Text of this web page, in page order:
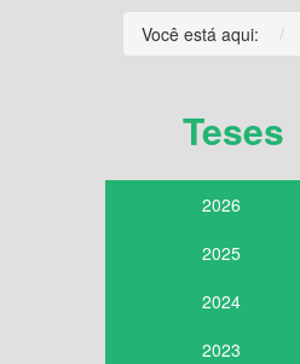
Você está aqui:
Teses
2026
2025
2024
2023